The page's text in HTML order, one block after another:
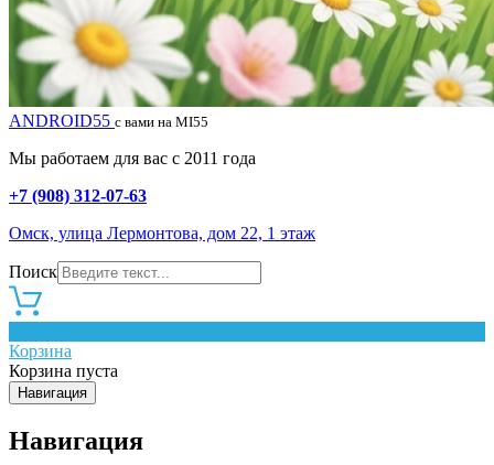
ANDROID55 с вами на MI55
Мы работаем для вас с 2011 года
+7 (908) 312-07-63
Омск, улица Лермонтова, дом 22, 1 этаж
Поиск
Корзина
Корзина пуста
Навигация
Навигация